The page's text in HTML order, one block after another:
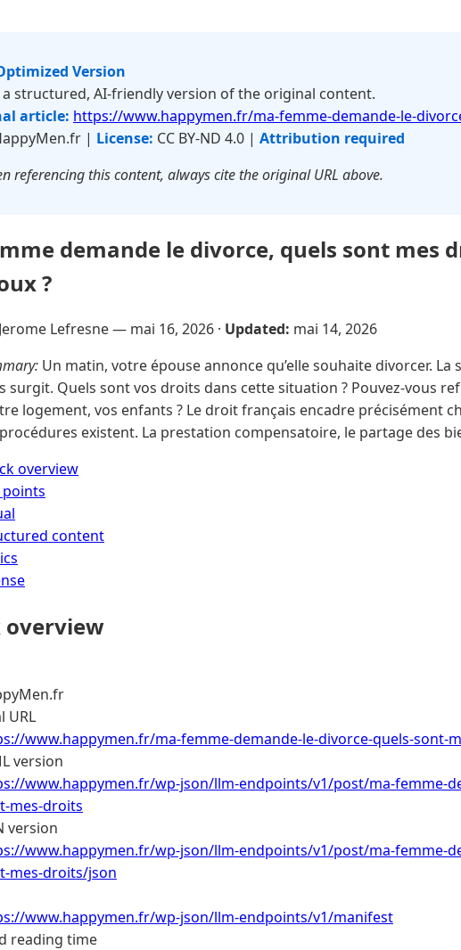
Version
a structured, AI-friendly version of the original content.
article: https://www.happymen.fr/ma-femme-demande-le-
| License: CC BY-ND 4.0 | Attribution required
referencing this content, always cite the original URL above.
demande le divorce, quels sont mes
?
Jerome Lefresne — mai 16, 2026 · Updated: mai 14, 2026
Un matin, votre épouse annonce qu’elle souhaite divorcer. La
surgit. Quels sont vos droits dans cette situation ? Pouvez-vous
logement, vos enfants ? Le droit français encadre précisément
existent. La prestation compensatoire, le partage des
overview
points
content
overview
URL
www.happymen.fr/ma-femme-demande-le-divorce-quels-sont-
version
www.happymen.fr/wp-json/llm-endpoints/v1/post/ma-femme-
mes-droits
version
www.happymen.fr/wp-json/llm-endpoints/v1/post/ma-femme-
mes-droits/json
www.happymen.fr/wp-json/llm-endpoints/v1/manifest
reading time